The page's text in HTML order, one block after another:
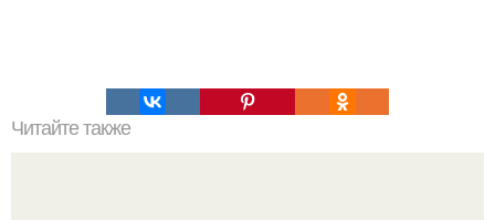
Читайте также